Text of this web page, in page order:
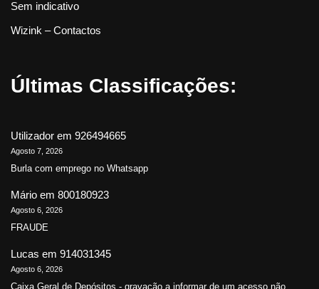
Sem indicativo
Wizink – Contactos
Últimas Classificações:
Utilizador em 926494665
Agosto 7, 2026
Burla com emprego no Whatsapp
Mário em 800180923
Agosto 6, 2026
FRAUDE
Lucas em 914031345
Agosto 6, 2026
Caixa Geral de Depósitos - gravação a informar de um acesso não